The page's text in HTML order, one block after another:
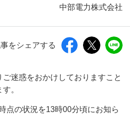
中部電力株式会社
をシェアする
迷惑をおかけしておりますこと
。
点の状況を13時00分頃にお知ら